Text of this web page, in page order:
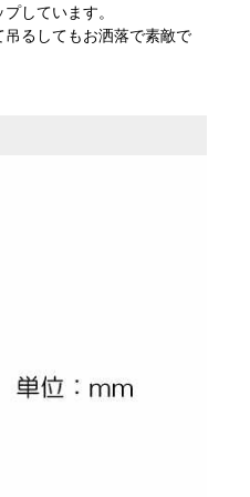
しています。
るしてもお洒落で素敵で